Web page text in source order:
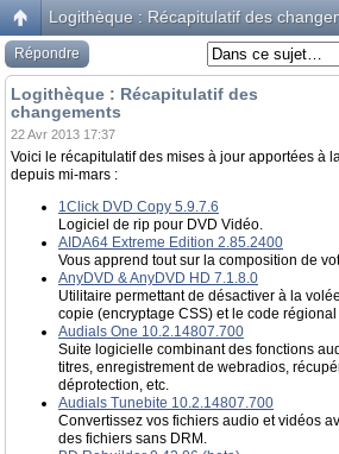
Logithèque : Récapitulatif des
Répondre
Logithèque : Récapitulatif des
changements
22 Avr 2013 17:37
Voici le récapitulatif des mises à jour apportées à
depuis mi-mars :
1Click DVD Copy 5.9.7.6
Logiciel de rip pour DVD Vidéo.
AIDA64 Extreme Edition 2.85.2400
Vous apprend tout sur la composition de
AnyDVD & AnyDVD HD 7.1.8.0
Utilitaire permettant de désactiver à la
copie (encryptage CSS) et le code
Audials One 10.2.14807.700
Suite logicielle combinant des fonctions
titres, enregistrement de webradios,
déprotection, etc.
Audials Tunebite 10.2.14807.700
Convertissez vos fichiers audio et vidéos
des fichiers sans DRM.